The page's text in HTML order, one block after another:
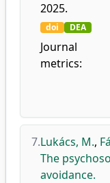
2025.
doi DEA
Journal
metrics:
7.Lukács, M.,
The
avoidance.